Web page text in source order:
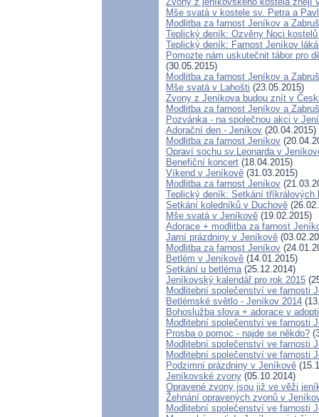
Mše svatá v kostele sv. Petra a
Modlitba za farnost Jeníkov a
Teplický deník: Ozvěny Noci
Teplický deník: Farnost Jeníkov
Pomozte nám uskutečnit tábor pro
(30.05.2015)
Modlitba za farnost Jeníkov a
Mše svatá v Lahošti (23.05.2015)
Zvony z Jeníkova budou znít v
Modlitba za farnost Jeníkov a
Pozvánka - na společnou akci v
Adorační den - Jeníkov (20.04.2015)
Modlitba za farnost Jeníkov
Opraví sochu sv.Leonarda v
Benefiční koncert (18.04.2015)
Víkend v Jeníkově (31.03.2015)
Modlitba za farnost Jeníkov
Teplický deník: Setkání tříkrálových
Setkání koledníků v Duchově
Mše svatá v Jeníkově (19.02.2015)
Adorace + modlitba za farnost
Jarní prázdniny v Jeníkově
Modlitba za farnost Jeníkov
Betlém v Jeníkově (14.01.2015)
Setkání u betléma(25.12.2014)
Jeníkovský kalendář pro rok 2015
Modlitební společenství ve farnosti
Betlémské světlo - Jeníkov 2014
Bohoslužba slova + adorace v
Modlitební společenství ve farnosti
Prosba o pomoc - najde se někdo?
Modlitební společenství ve farnosti
Modlitební společenství ve farnosti
Podzimní prázdniny v Jeníkově
Jeníkovské zvony (05.10.2014)
Opravené zvony jsou již ve věži
Žehnání opravených zvonů v
Modlitební společenství ve farnosti